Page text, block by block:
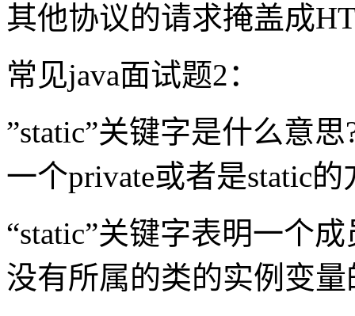
其他协议的请求掩盖成
常见java面试题2：
”static”关键字是什么意
一个private或者是static的
“static”关键字表明一个
没有所属的类的实例变